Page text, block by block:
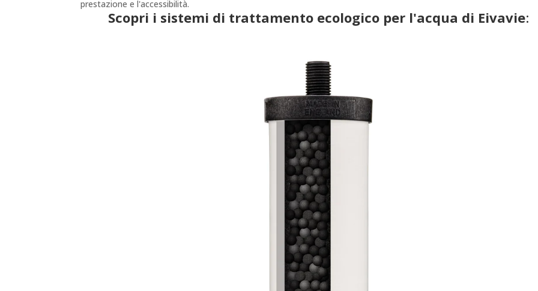
prestazione e l'accessibilità.
Scopri i sistemi di trattamento ecologico per l'acqua di Eivavie: